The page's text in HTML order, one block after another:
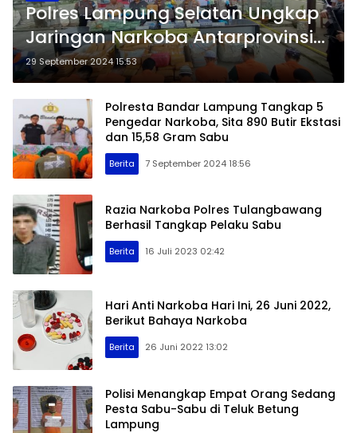
Polres Lampung Selatan Ungkap
Jaringan Narkoba Antarprovinsi
Senilai Rp75,1 Miliar
29 September 2024 15:53
Polresta Bandar Lampung Tangkap 5
Pengedar Narkoba, Sita 890 Butir Ekstasi
dan 15,58 Gram Sabu
Berita 7 September 2024 18:56
Razia Narkoba Polres Tulangbawang
Berhasil Tangkap Pelaku Sabu
Berita 16 Juli 2023 02:42
Hari Anti Narkoba Hari Ini, 26 Juni 2022,
Berikut Bahaya Narkoba
Berita 26 Juni 2022 13:02
Polisi Menangkap Empat Orang Sedang
Pesta Sabu-Sabu di Teluk Betung
Lampung